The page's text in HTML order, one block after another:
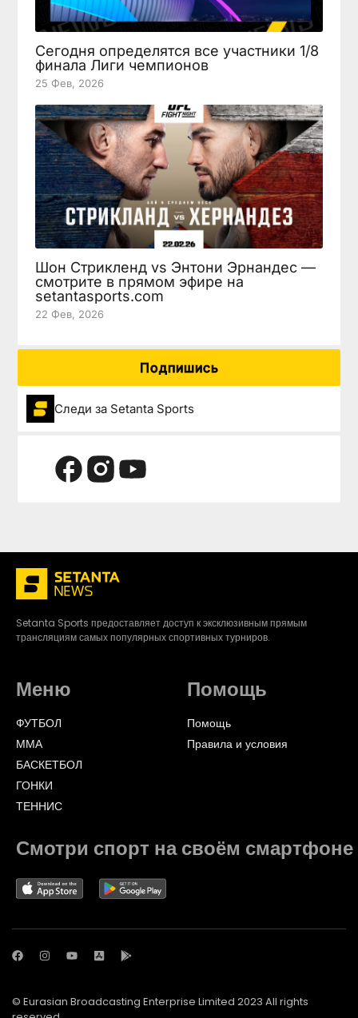
Сегодня определятся все участники 1/8
финала Лиги чемпионов
25 Фев, 2026
Шон Стрикленд vs Энтони Эрнандес —
смотрите в прямом эфире на
setantasports.com
22 Фев, 2026
Подпишись
Следи за Setanta Sports
Setanta Sports предоставляет доступ к эксклюзивным прямым
трансляциям самых популярных спортивных турниров.
Меню
ФУТБОЛ
ММА
БАСКЕТБОЛ
ГОНКИ
ТЕННИС
Помощь
Помощь
Правила и условия
Смотри спорт на своём смартфоне
© Eurasian Broadcasting Enterprise Limited 2023 All rights